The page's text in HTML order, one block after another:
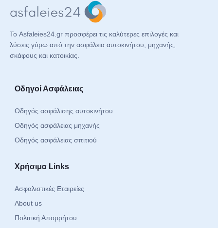
Το Asfaleies24.gr προσφέρει τις καλύτερες επιλογές και
λύσεις γύρω από την ασφάλεια αυτοκινήτου, μηχανής,
σκάφους και κατοικίας.
Οδηγοί Ασφάλειας
Οδηγός ασφάλισης αυτοκινήτου
Οδηγός ασφάλειας μηχανής
Οδηγός ασφάλειας σπιτιού
Χρήσιμα Links
Ασφαλιστικές Εταιρείες
About us
Πολιτική Απορρήτου